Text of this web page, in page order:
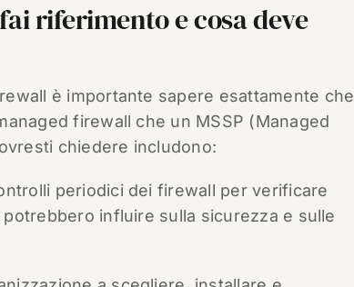
riferimento e cosa deve
è importante sapere esattamente che
firewall che un MSSP (Managed
chiedere includono:
periodici dei firewall per verificare
influire sulla sicurezza e sulle